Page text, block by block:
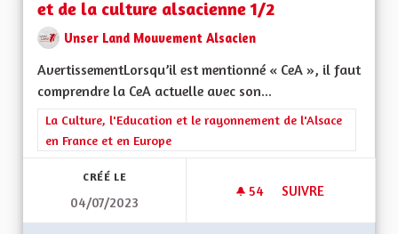
et de la culture alsacienne 1/2
Unser Land Mouvement Alsacien
AvertissementLorsqu’il est mentionné « CeA », il faut
comprendre la CeA actuelle avec son...
Filtrer les résultats de la catégorie : La Culture, l'Education et
La Culture, l'Education et le rayonnement de l'Alsace
en France et en Europe
CRÉÉ LE
04/07/2023
54 54 ABONNÉS
SUIVRE